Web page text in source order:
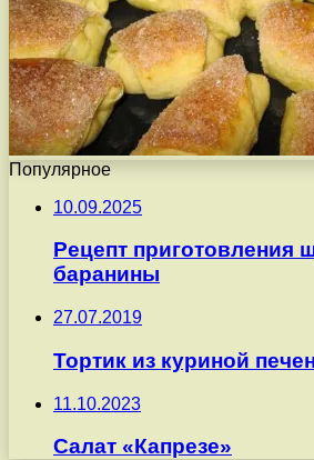
Популярное
10.09.2025
Рецепт приготовления
баранины
27.07.2019
Тортик из куриной
11.10.2023
Салат «Капрезе»